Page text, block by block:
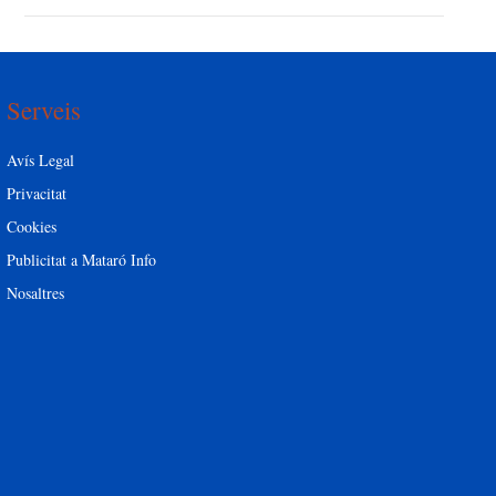
Serveis
Avís Legal
Privacitat
Cookies
Publicitat a Mataró Info
Nosaltres